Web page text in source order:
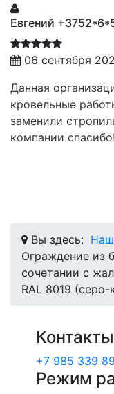
Евгений
06 сентября
Данная
кровельные
заменили
компании
Вы здесь:
Ограждение из
сочетании с
RAL 8019
Контакты
+7 985 339
Режим